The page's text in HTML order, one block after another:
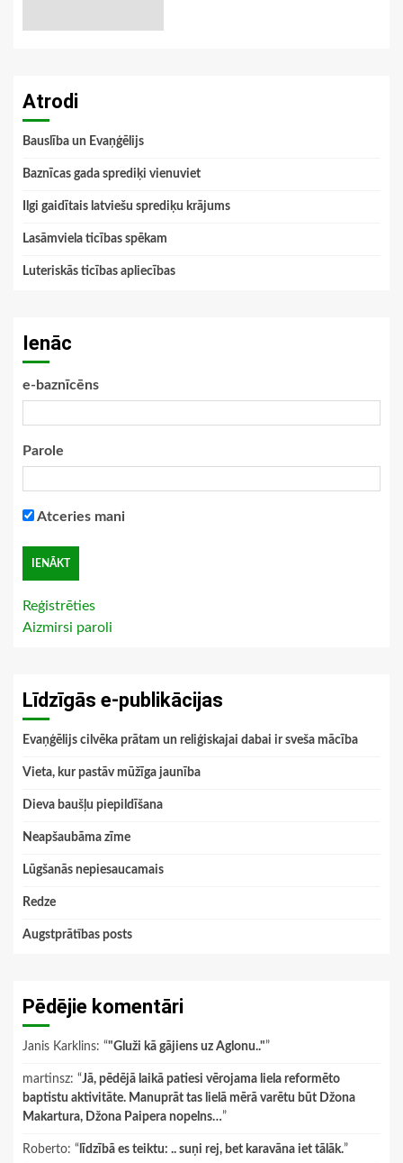
Atrodi
Bauslība un Evaņģēlijs
Baznīcas gada sprediķi vienuviet
Ilgi gaidītais latviešu sprediķu krājums
Lasāmviela ticības spēkam
Luteriskās ticības apliecības
Ienāc
e-baznīcēns
Parole
Atceries mani
Reģistrēties
Aizmirsi paroli
Līdzīgās e-publikācijas
Evaņģēlijs cilvēka prātam un reliģiskajai dabai ir sveša mācība
Vieta, kur pastāv mūžīga jaunība
Dieva baušļu piepildīšana
Neapšaubāma zīme
Lūgšanās nepiesaucamais
Redze
Augstprātības posts
Pēdējie komentāri
Janis Karklins: “"Gluži kā gājiens uz Aglonu.."”
martinsz: “Jā, pēdējā laikā patiesi vērojama liela reformēto
baptistu aktivitāte. Manuprāt tas lielā mērā varētu būt Džona
Makartura, Džona Paipera nopelns…”
Roberto: “ līdzībā es teiktu: .. suņi rej, bet karavāna iet tālāk.”